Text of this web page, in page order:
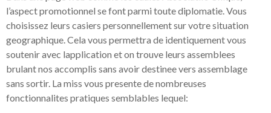
l’aspect promotionnel se font parmi toute diplomatie. Vous
choisissez leurs casiers personnellement sur votre situation
geographique. Cela vous permettra de identiquement vous
soutenir avec lapplication et on trouve leurs assemblees
brulant nos accomplis sans avoir destinee vers assemblage
sans sortir. La miss vous presente de nombreuses
fonctionnalites pratiques semblables lequel: